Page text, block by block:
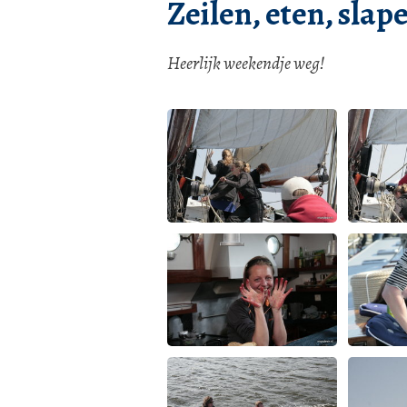
Zeilen, eten,
Heerlijk weekendje weg!